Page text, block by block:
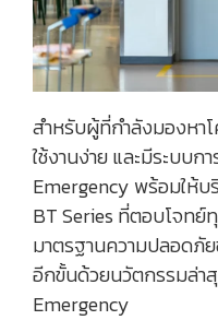
สำหรับผู้ที่กำลังมองหา
ใช้งานง่าย และมีระบบ
Emergency พร้อมให้บ
BT Series ที่ตอบโจทย์
มาตรฐานความปลอดภั
อีกขั้นด้วยนวัตกรรมล่า
Emergency